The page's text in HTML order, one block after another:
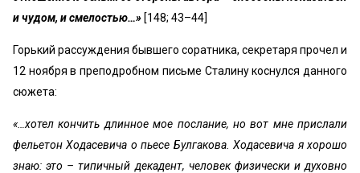
и чудом, и смелостью…» [148; 43–44]
Горький рассуждения бывшего соратника, секретаря прочел и
12 ноября в преподробном письме Сталину коснулся данного
сюжета:
«…хотел кончить длинное мое послание, но вот мне прислали
фельетон Ходасевича о пьесе Булгакова. Ходасевича я хорошо
знаю: это – типичный декадент, человек физически и духовно